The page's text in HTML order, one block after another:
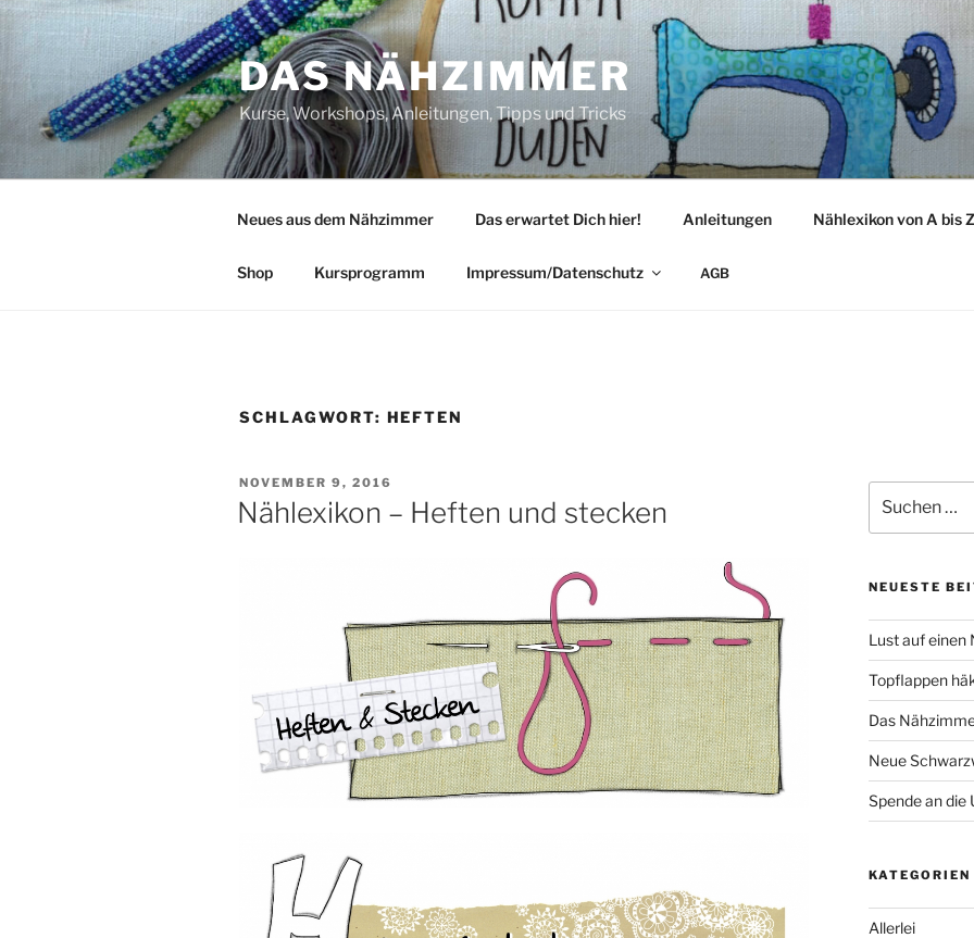
Zum
Inhalt
springen
DAS NÄHZIMMER
Kurse, Workshops, Anleitungen, Tipps und Tricks
Neues aus dem Nähzimmer Das erwartet Dich hier! Anleitungen Nählexikon von A bis Z
Shop Kursprogramm Impressum/Datenschutz AGB
SCHLAGWORT: HEFTEN
VERÖFFENTLICHT
AM
NOVEMBER 9, 2016
Nählexikon – Heften und stecken
nach:
NEUESTE
Lust auf einen
Topflappen
Das
Neue
Spende an die
KATEGORIEN
Allerlei